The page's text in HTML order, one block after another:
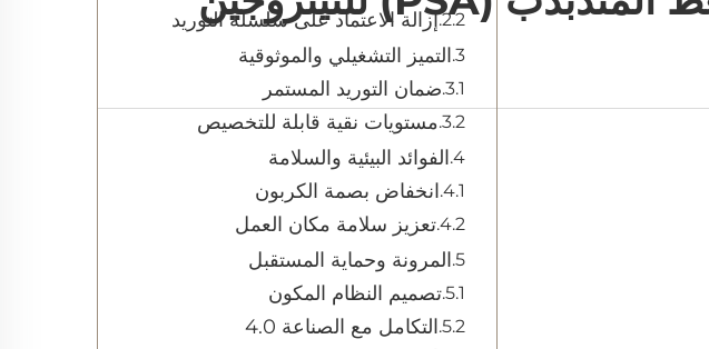
إزالة الاعتماد على سلسلة التوريد
التميز التشغيلي والموثوقية
ضمان التوريد المستمر
مستويات نقية قابلة للتخصيص
الفوائد البيئية والسلامة
انخفاض بصمة الكربون
تعزيز سلامة مكان العمل
المرونة وحماية المستقبل
تصميم النظام المكون
التكامل مع الصناعة 4.0